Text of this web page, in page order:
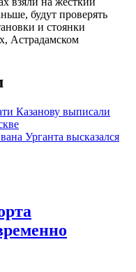
будут проверять
и стоянки
Астрадамском
Казанову выписали
Урганта высказался